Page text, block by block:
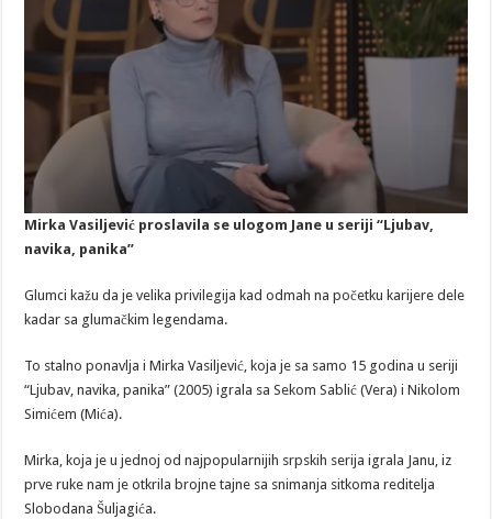
Mirka Vasiljević proslavila se ulogom Jane u seriji “Ljubav,
navika, panika”
Glumci kažu da je velika privilegija kad odmah na početku karijere dele
kadar sa glumačkim legendama.
To stalno ponavlja i Mirka Vasiljević, koja je sa samo 15 godina u seriji
“Ljubav, navika, panika” (2005) igrala sa Sekom Sablić (Vera) i Nikolom
Simićem (Mića).
Mirka, koja je u jednoj od najpopularnijih srpskih serija igrala Janu, iz
prve ruke nam je otkrila brojne tajne sa snimanja sitkoma reditelja
Slobodana Šuljagića.